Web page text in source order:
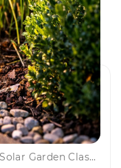
Соларна LED градинска лампа Solar Garden Classic - 24 см – бяла светлина, автоматично включване, без кабели, еко захранване